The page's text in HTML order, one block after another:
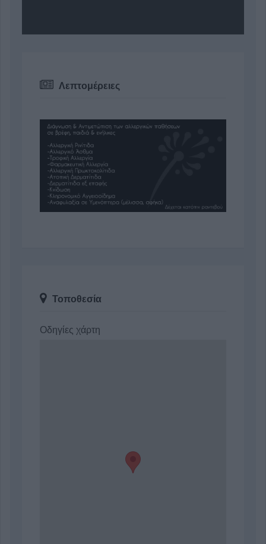
Λεπτομέρειες
Τοποθεσία
Οδηγίες χάρτη